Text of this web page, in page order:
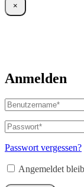
×
Anmelden
Benutzername
oder
E-
Mail-
Adresse*
Passwort*
Erforderlich
Passwort vergessen?
Angemeldet